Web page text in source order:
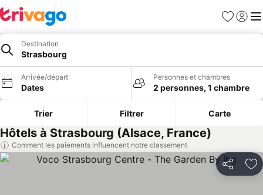
Favoris
Se
Destination
Strasbourg
Arrivée/départ
Dates
Personnes et chambres
2 personnes, 1 chambre
Trier Filtrer Carte
Hôtels à Strasbourg (Alsace, France)
Comment les paiements influencent notre classement
Partager